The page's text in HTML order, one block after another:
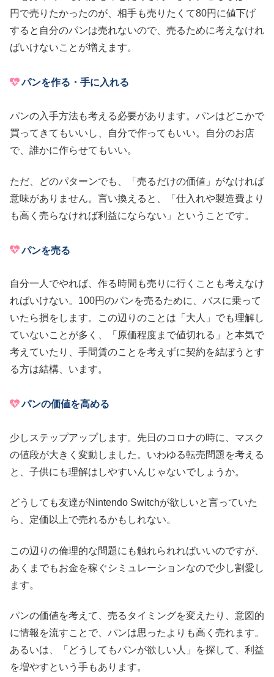
円で売りたかったのが、相手も売りたくて80円に値下げ
すると自分のパンは売れないので、売るために考えなけれ
ばいけないことが増えます。
パンを作る・手に入れる
パンの入手方法も考える必要があります。パンはどこかで
買ってきてもいいし、自分で作ってもいい。自分のお店
で、誰かに作らせてもいい。
ただ、どのパターンでも、「売るだけの価値」がなければ
意味がありません。言い換えると、「仕入れや製造費より
も高く売らなければ利益にならない」ということです。
パンを売る
自分一人でやれば、作る時間も売りに行くことも考えなけ
ればいけない。100円のパンを売るために、バスに乗って
いたら損をします。この辺りのことは「大人」でも理解し
ていないことが多く、「原価程度まで値切れる」と本気で
考えていたり、手間賃のことを考えずに契約を結ぼうとす
る方は結構、います。
パンの価値を高める
少しステップアップします。先日のコロナの時に、マスク
の値段が大きく変動しました。いわゆる転売問題を考える
と、子供にも理解はしやすいんじゃないでしょうか。
どうしても友達がNintendo Switchが欲しいと言っていた
ら、定価以上で売れるかもしれない。
この辺りの倫理的な問題にも触れられればいいのですが、
あくまでもお金を稼ぐシミュレーションなので少し割愛し
ます。
パンの価値を考えて、売るタイミングを変えたり、意図的
に情報を流すことで、パンは思ったよりも高く売れます。
あるいは、「どうしてもパンが欲しい人」を探して、利益
を増やすという手もあります。